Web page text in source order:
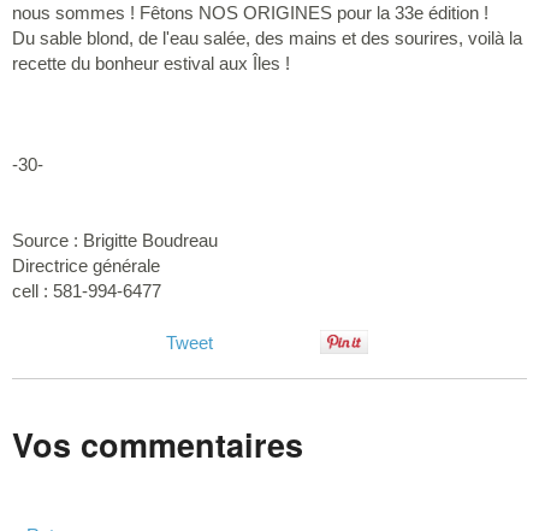
nous sommes ! Fêtons NOS ORIGINES pour la 33e édition !
Du sable blond, de l'eau salée, des mains et des sourires, voilà la
recette du bonheur estival aux Îles !
-30-
Source : Brigitte Boudreau
Directrice générale
cell : 581-994-6477
Tweet
Vos commentaires